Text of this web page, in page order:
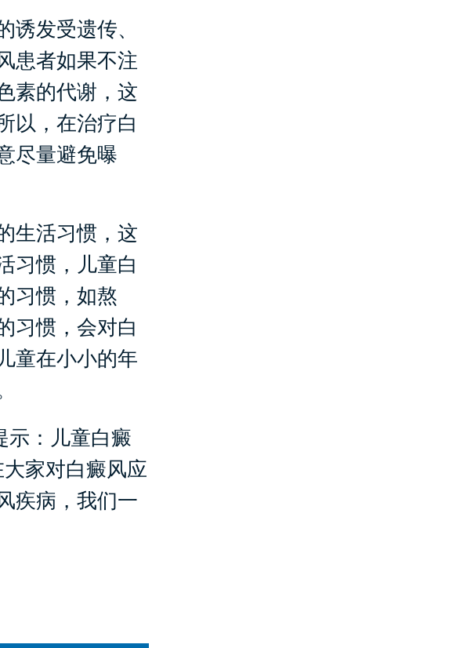
发受遗传、
患者如果不注
素的代谢，这
以，在治疗白
尽量避免曝
活习惯，这
习惯，儿童白
习惯，如熬
习惯，会对白
童在小小的年
示：儿童白癜
家对白癜风应
疾病，我们一